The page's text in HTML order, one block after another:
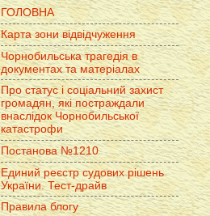
ГОЛОВНА
Карта зони відвідчуження
Чорнобильська трагедія в
документах та матеріалах
Про статус і соціальний захист
громадян, які постраждали
внаслідок Чорнобильської
катастрофи
Постанова №1210
Единий реєстр судових рішень
України. Тест-драйв
Правила блогу